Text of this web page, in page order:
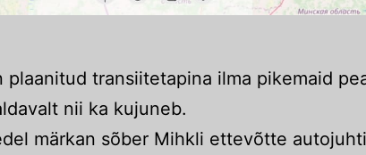
plaanitud transiitetapina ilma pikemaid
nii ka kujuneb.
märkan sõber Mihkli ettevõtte autojuhti